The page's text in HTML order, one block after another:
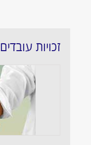
זכויות עובדים